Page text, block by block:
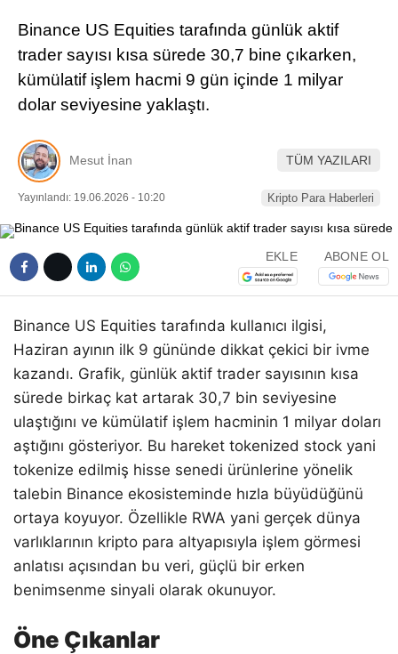
Telegram
Binance US Equities tarafında günlük aktif
trader sayısı kısa sürede 30,7 bine çıkarken,
kümülatif işlem hacmi 9 gün içinde 1 milyar
dolar seviyesine yaklaştı.
Mesut İnan TÜM YAZILARI
Yayınlandı: 19.06.2026 - 10:20 Kripto Para Haberleri
EKLE ABONE OL
Binance US Equities tarafında kullanıcı ilgisi,
Haziran ayının ilk 9 gününde dikkat çekici bir ivme
kazandı. Grafik, günlük aktif trader sayısının kısa
sürede birkaç kat artarak 30,7 bin seviyesine
ulaştığını ve kümülatif işlem hacminin 1 milyar doları
aştığını gösteriyor. Bu hareket tokenized stock yani
tokenize edilmiş hisse senedi ürünlerine yönelik
talebin Binance ekosisteminde hızla büyüdüğünü
ortaya koyuyor. Özellikle RWA yani gerçek dünya
varlıklarının kripto para altyapısıyla işlem görmesi
anlatısı açısından bu veri, güçlü bir erken
benimsenme sinyali olarak okunuyor.
Öne Çıkanlar